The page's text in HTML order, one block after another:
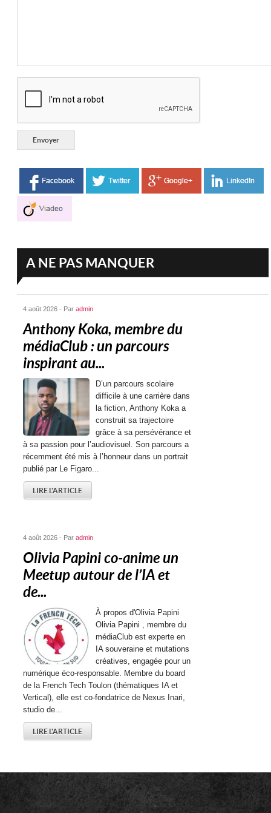
A NE PAS MANQUER
4 août 2026 - Paradmin
Anthony Koka, membre du
médiaClub : un parcours
inspirant au...
D’un parcours scolaire
difficile à une carrière dans
la fiction, Anthony Koka a
construit sa trajectoire
grâce à sa persévérance et
à sa passion pour l’audiovisuel. Son parcours a
récemment été mis à l’honneur dans un portrait
publié par Le Figaro...
LIRE L'ARTICLE
4 août 2026 - Paradmin
Olivia Papini co-anime un
Meetup autour de l’IA et
de...
À propos d'Olivia Papini
Olivia Papini , membre du
médiaClub est experte en
IA souveraine et mutations
créatives, engagée pour un
numérique éco-responsable. Membre du board
de la French Tech Toulon (thématiques IA et
Vertical), elle est co-fondatrice de Nexus Inari,
studio de...
LIRE L'ARTICLE